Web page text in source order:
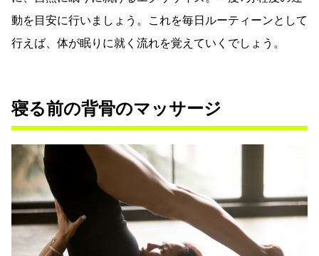
動を目安に行いましょう。これを毎日ルーティーンとして
行えば、体が眠りに就く流れを覚えていくでしょう。
寝る前の背骨のマッサージ